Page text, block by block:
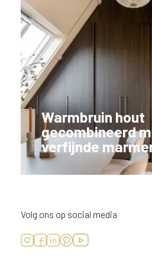
Warmbruin hout
gecombineerd
verfijnde
Volg ons op social media